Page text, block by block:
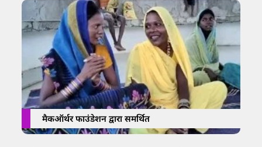
मैकऑर्थर फाउंडेशन द्वारा समर्थित